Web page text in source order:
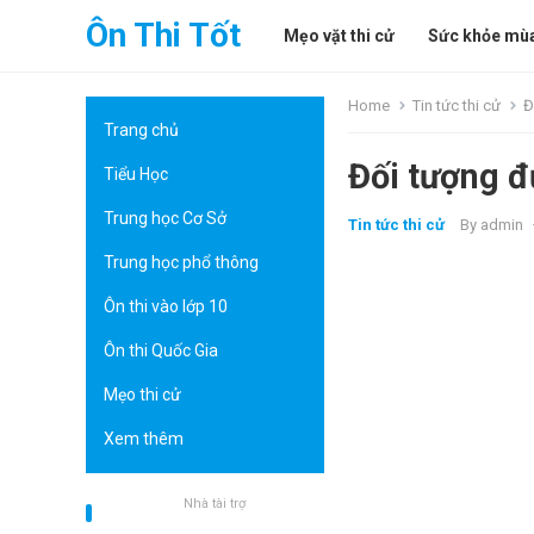
Ôn Thi Tốt Mẹo vặt thi cử Sức khỏe
Trang chủ
Tiểu Học
Trung học Cơ Sở
Trung học phổ thông
Ôn thi vào lớp 10
Ôn thi Quốc Gia
Mẹo thi cử
Xem thêm
Nhà tài trợ
Home Tin tức thi cử
Đối tượng
Tin tức thi cử By admin ·